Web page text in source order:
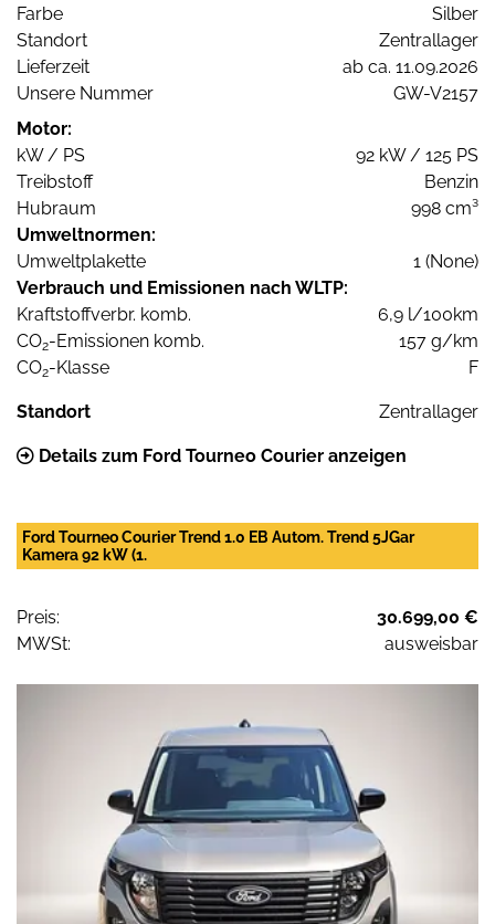
Farbe
Silber
Standort
Zentrallager
Lieferzeit
ab ca. 11.09.2026
Unsere Nummer
GW-V2157
Motor:
kW / PS
92 kW / 125 PS
Treibstoff
Benzin
Hubraum
998 cm³
Umweltnormen:
Umweltplakette
1 (None)
Verbrauch und Emissionen nach WLTP:
Kraftstoffverbr. komb.
6,9 l/100km
CO2-Emissionen komb.
157 g/km
CO2-Klasse F
Standort Zentrallager
Details zum Ford Tourneo Courier anzeigen
Ford Tourneo Courier Trend 1.0 EB Autom. Trend 5JGar
Kamera 92 kW (1.
Preis:
30.699,00 €
MWSt:
ausweisbar